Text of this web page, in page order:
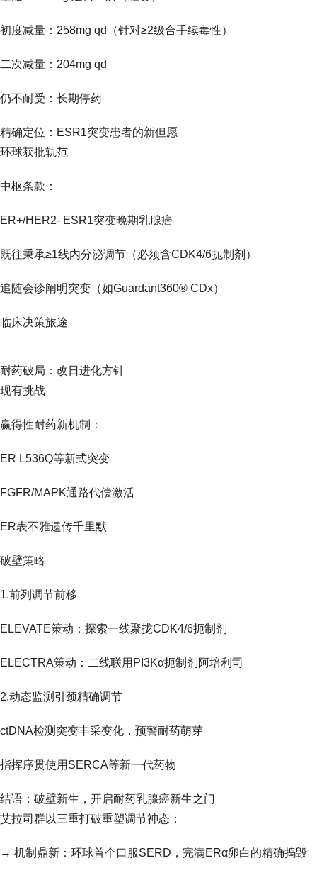
初度减量：258mg qd（针对≥2级合手续毒性）
二次减量：204mg qd
仍不耐受：长期停药
精确定位：ESR1突变患者的新但愿
环球获批轨范
中枢条款：
ER+/HER2- ESR1突变晚期乳腺癌
既往秉承≥1线内分泌调节（必须含CDK4/6扼制剂）
追随会诊阐明突变（如Guardant360® CDx）
临床决策旅途
耐药破局：改日进化方针
现有挑战
赢得性耐药新机制：
ER L536Q等新式突变
FGFR/MAPK通路代偿激活
ER表不雅遗传千里默
破壁策略
1.前列调节前移
ELEVATE策动：探索一线聚拢CDK4/6扼制剂
ELECTRA策动：二线联用PI3Kα扼制剂阿培利司
2.动态监测引颈精确调节
ctDNA检测突变丰采变化，预警耐药萌芽
指挥序贯使用SERCA等新一代药物
结语：破壁新生，开启耐药乳腺癌新生之门
艾拉司群以三重打破重塑调节神态：
→ 机制鼎新：环球首个口服SERD，完满ERα卵白的精确捣毁